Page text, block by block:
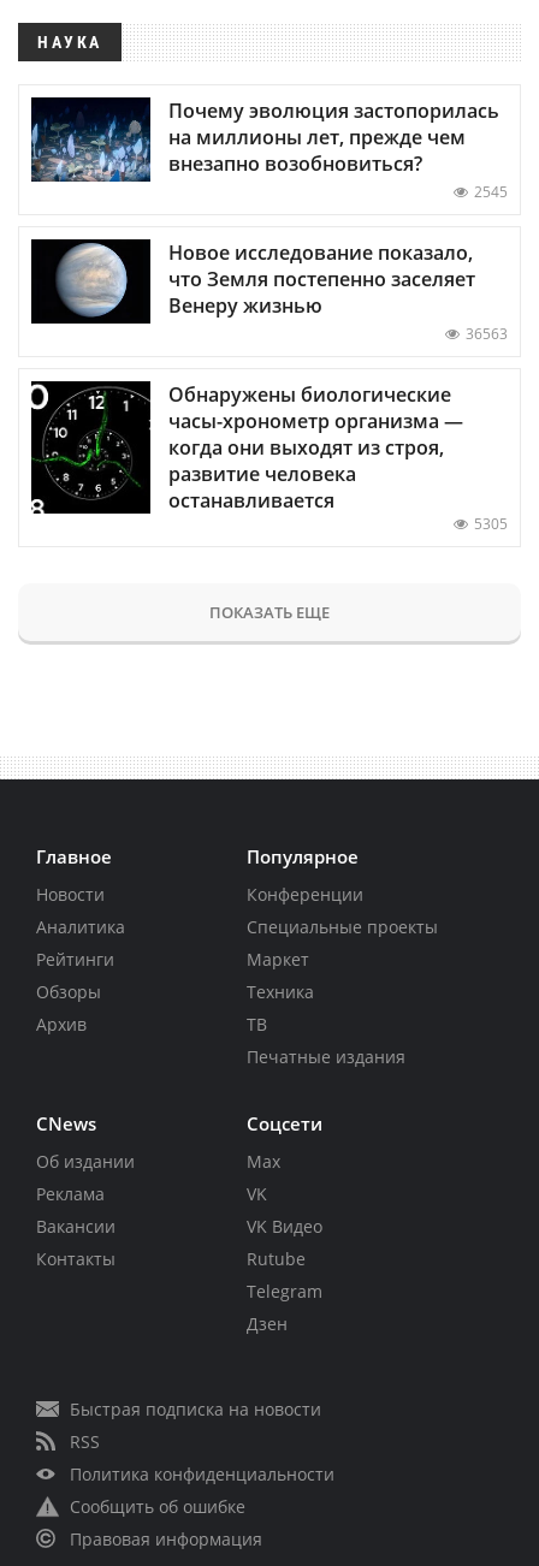
НАУКА
Почему эволюция застопорилась
на миллионы лет, прежде чем
внезапно возобновиться?
2545
Новое исследование показало,
что Земля постепенно заселяет
Венеру жизнью
36563
Обнаружены биологические
часы-хронометр организма —
когда они выходят из строя,
развитие человека
останавливается
5305
ПОКАЗАТЬ ЕЩЕ
Главное
Новости
Аналитика
Рейтинги
Обзоры
Архив
Популярное
Конференции
Специальные проекты
Маркет
Техника
ТВ
Печатные издания
CNews
Об издании
Реклама
Вакансии
Контакты
Соцсети
Max
VK
VK Видео
Rutube
Telegram
Дзен
Быстрая подписка на новости
RSS
Политика конфиденциальности
Сообщить об ошибке
Правовая информация